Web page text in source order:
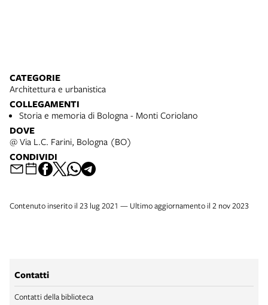
CATEGORIE
Architettura e urbanistica
COLLEGAMENTI
Storia e memoria di Bologna - Monti Coriolano
DOVE
@ Via L.C. Farini, Bologna (BO)
CONDIVIDI
Contenuto inserito il 23 lug 2021 — Ultimo aggiornamento il 2 nov 2023
Contatti
Contatti della biblioteca